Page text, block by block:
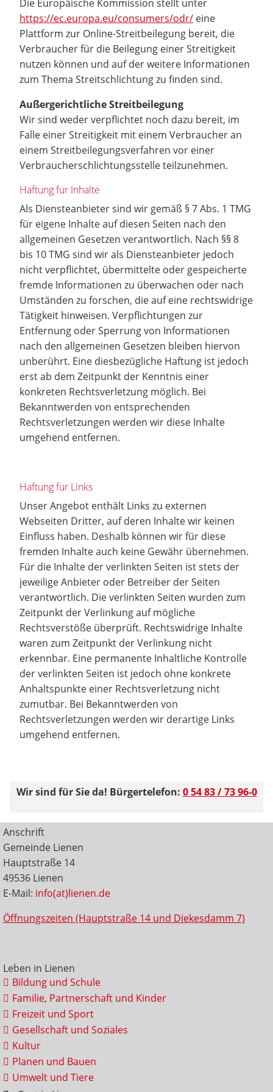
Die Europäische Kommission stellt unter
https://ec.europa.eu/consumers/odr/ eine
Plattform zur Online-Streitbeilegung bereit, die
Verbraucher für die Beilegung einer Streitigkeit
nutzen können und auf der weitere Informationen
zum Thema Streitschlichtung zu finden sind.
Außergerichtliche Streitbeilegung
Wir sind weder verpflichtet noch dazu bereit, im
Falle einer Streitigkeit mit einem Verbraucher an
einem Streitbeilegungsverfahren vor einer
Verbraucherschlichtungsstelle teilzunehmen.
Haftung für Inhalte
Als Diensteanbieter sind wir gemäß § 7 Abs. 1 TMG
für eigene Inhalte auf diesen Seiten nach den
allgemeinen Gesetzen verantwortlich. Nach §§ 8
bis 10 TMG sind wir als Diensteanbieter jedoch
nicht verpflichtet, übermittelte oder gespeicherte
fremde Informationen zu überwachen oder nach
Umständen zu forschen, die auf eine rechtswidrige
Tätigkeit hinweisen. Verpflichtungen zur
Entfernung oder Sperrung von Informationen
nach den allgemeinen Gesetzen bleiben hiervon
unberührt. Eine diesbezügliche Haftung ist jedoch
erst ab dem Zeitpunkt der Kenntnis einer
konkreten Rechtsverletzung möglich. Bei
Bekanntwerden von entsprechenden
Rechtsverletzungen werden wir diese Inhalte
umgehend entfernen.
Haftung für Links
Unser Angebot enthält Links zu externen
Webseiten Dritter, auf deren Inhalte wir keinen
Einfluss haben. Deshalb können wir für diese
fremden Inhalte auch keine Gewähr übernehmen.
Für die Inhalte der verlinkten Seiten ist stets der
jeweilige Anbieter oder Betreiber der Seiten
verantwortlich. Die verlinkten Seiten wurden zum
Zeitpunkt der Verlinkung auf mögliche
Rechtsverstöße überprüft. Rechtswidrige Inhalte
waren zum Zeitpunkt der Verlinkung nicht
erkennbar. Eine permanente Inhaltliche Kontrolle
der verlinkten Seiten ist jedoch ohne konkrete
Anhaltspunkte einer Rechtsverletzung nicht
zumutbar. Bei Bekanntwerden von
Rechtsverletzungen werden wir derartige Links
umgehend entfernen.
Wir sind für Sie da! Bürgertelefon: 0 54 83 / 73 96-0
Anschrift
Gemeinde Lienen
Hauptstraße 14
49536 Lienen
E-Mail: info(at)lienen.de
Öffnungszeiten (Hauptstraße 14 und Diekesdamm 7)
Leben in Lienen
Bildung und Schule
Familie, Partnerschaft und Kinder
Freizeit und Sport
Gesellschaft und Soziales
Kultur
Planen und Bauen
Umwelt und Tiere